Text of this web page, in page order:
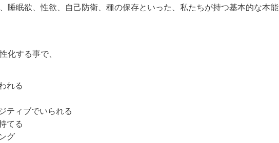
睡眠欲、性欲、自己防衛、種の保存といった、私たちが持つ基本的な本能
化する事で、
れる
ティブでいられる
てる
グ